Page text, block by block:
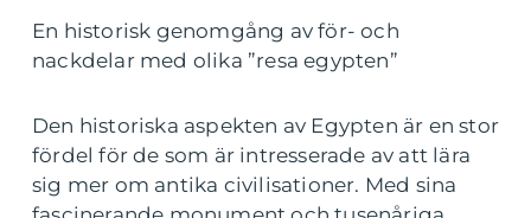
En historisk genomgång av för- och
nackdelar med olika ”resa egypten”
Den historiska aspekten av Egypten är en stor
fördel för de som är intresserade av att lära
sig mer om antika civilisationer. Med sina